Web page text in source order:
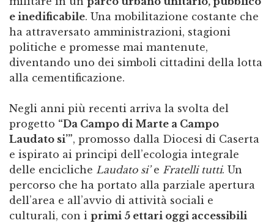
e inedificabile. Una mobilitazione costante che
ha attraversato amministrazioni, stagioni
politiche e promesse mai mantenute,
diventando uno dei simboli cittadini della lotta
alla cementificazione.
Negli anni più recenti arriva la svolta del
progetto “Da Campo di Marte a Campo
Laudato si’”, promosso dalla Diocesi di Caserta
e ispirato ai principi dell’ecologia integrale
delle encicliche Laudato si’e Fratelli tutti. Un
percorso che ha portato alla parziale apertura
dell’area e all’avvio di attività sociali e
culturali, con i primi 5 ettari oggi accessibili